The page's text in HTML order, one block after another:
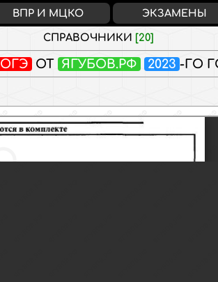
СПРАВОЧНИКИ [20]
ОГЭ ОТ ЯГУБОВ.РФ 2023 -ГО
ВПР И МЦКО ЭКЗАМЕНЫ